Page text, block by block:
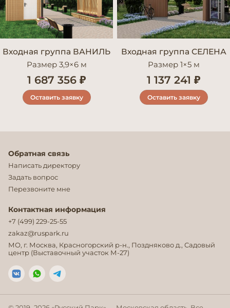
Входная группа ВАНИЛЬ
Размер 3,9×6 м
1 687 356 ₽
Оставить заявку
Входная группа СЕЛЕНА
Размер 1×5 м
1 137 241 ₽
Оставить заявку
Обратная связь
Написать директору
Задать вопрос
Перезвоните мне
Контактная информация
+7 (499) 229-25-55
zakaz@ruspark.ru
МО, г. Москва, Красногорский р-н., Поздняково д., Садовый
центр (Выставочный участок М-27)